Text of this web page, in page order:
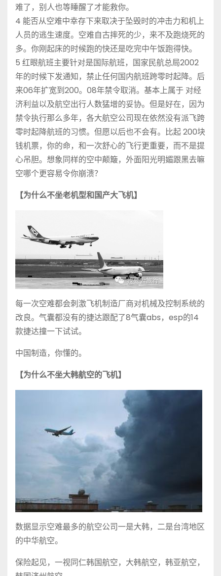
难了，别人也等睡醒了才能救你。
4 能否从空难中幸存下来取决于坠毁时的冲击力和机上
人员的逃生速度。空难自古摔死的少，来不及跑烧死的
多。你刚起床的时候跑的快还是吃完中午饭跑得快。
5 红眼航班主要针对是国际航班，国家民航总局2002
年的时候下发通知，禁止任何国内航班跨零时起降。后
来06年扩宽到200。08年禁令取消。基本上属于 对经
济利益以及航空出行人数猛增的妥协。但是好在，因为
禁令执行那么多年，各大航空公司现在依然没有派飞跨
零时起降航班的习惯。但愿以后也不会有。比起 200块
钱机票，你的命，和一次舒心的飞行更重要，而不是提
心吊胆。想象同样的空中颠簸，外面阳光明媚跟黑去嘛
空哪个更容易令你崩溃？
【为什么不坐老机型和国产大飞机】
每一次空难都会刺激飞机制造厂商对机械及控制系统的
改良。气囊都没有的捷达跟配了8气囊abs，esp的14
款捷达撞一下试试。
中国制造，你懂的。
【为什么不坐大韩航空的飞机】
数据显示空难最多的航空公司一是大韩，二是台湾地区
的中华航空。
保险起见，一视同仁韩国航空，大韩航空，韩亚航空，